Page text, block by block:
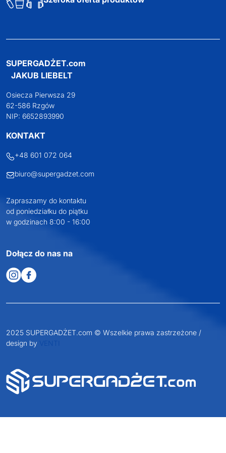
SUPERGADŻET.com
JAKUB LIEBELT
Osiecza Pierwsza 29
62-586 Rzgów
NIP: 6652893990
KONTAKT
+48 601 072 064
biuro@supergadzet.com
Zapraszamy do kontaktu
od poniedziałku do piątku
w godzinach 8:00 - 16:00
Dołącz do nas na
2025 SUPERGADŻET.com © Wszelkie prawa zastrzeżone /
design by VENTI